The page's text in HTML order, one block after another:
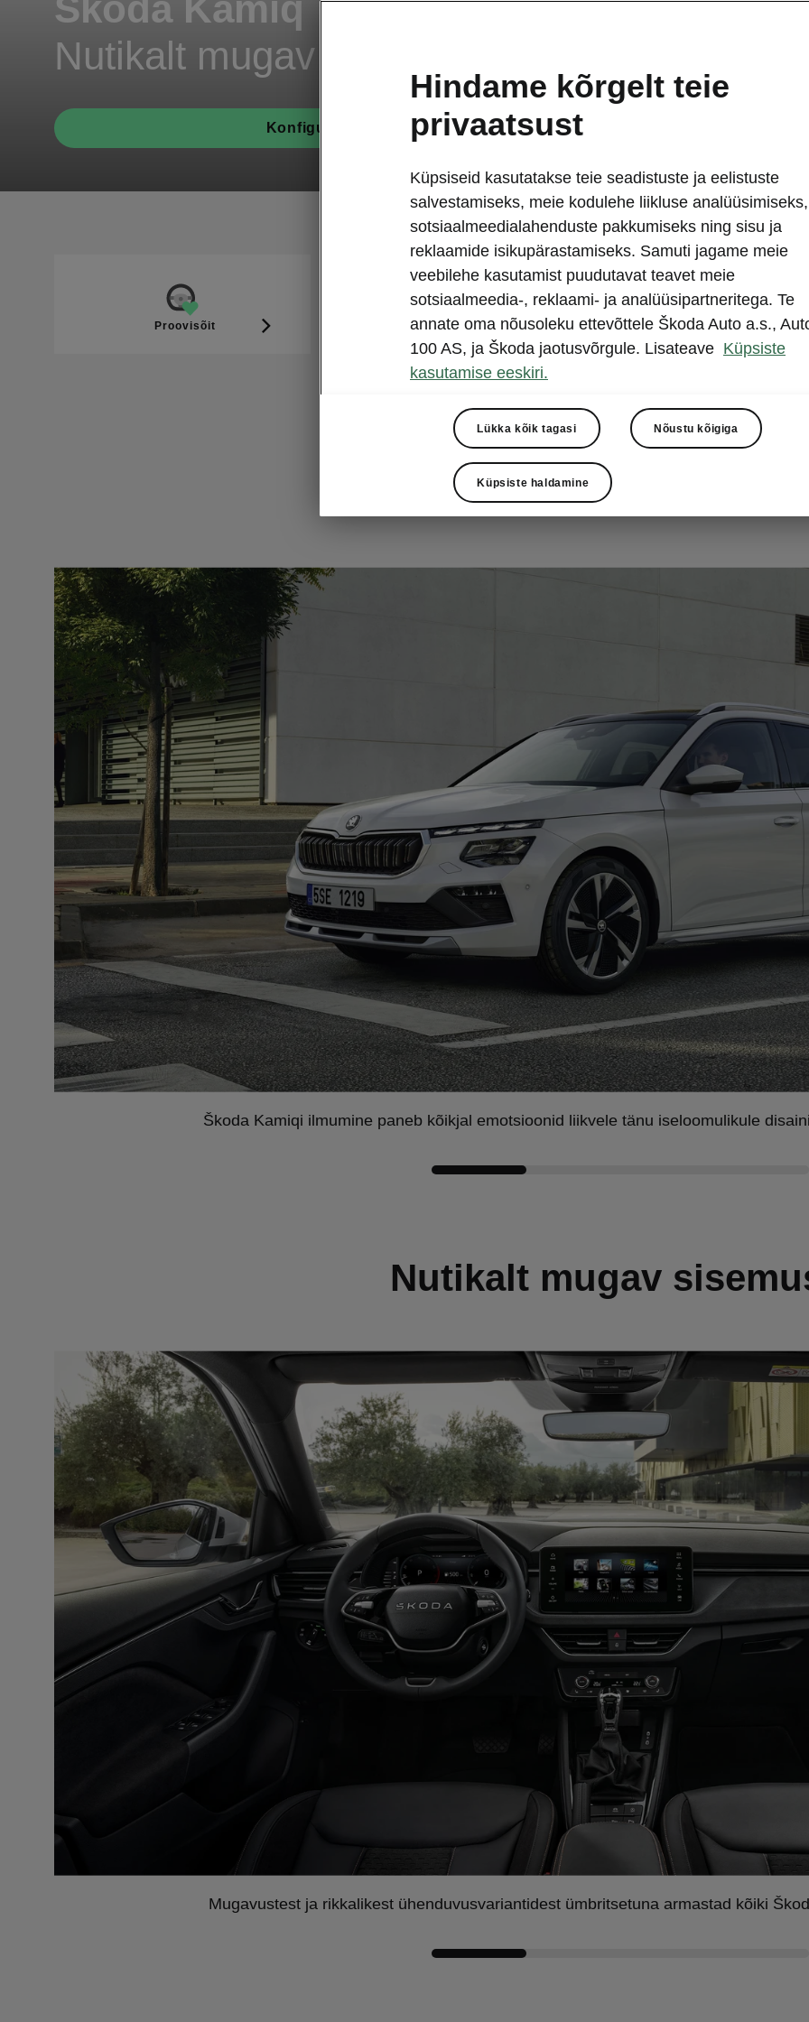
Škoda Kamiq
Nutikalt mugav linnamaastur, mis astub
Konfiguraator
Proovisõit Konfiguraator Laoautod
Dünaamiline disain
linnaseiklusteks
Škoda Kamiqi ilmumine paneb kõikjal emotsioonid liikvele tänu iseloomulikule
Nutikalt mugav
Mugavustest ja rikkalikest ühenduvusvariantidest ümbritsetuna armastad kõiki
Hindame kõrgelt teie
privaatsust
Küpsiseid kasutatakse teie seadistuste ja eelistuste
salvestamiseks, meie kodulehe liikluse analüüsimiseks,
sotsiaalmeedialahenduste pakkumiseks ning sisu ja
reklaamide isikupärastamiseks. Samuti jagame meie
veebilehe kasutamist puudutavat teavet meie
sotsiaalmeedia-, reklaami- ja analüüsipartneritega. Te
annate oma nõusoleku ettevõttele Škoda Auto a.s.,
100 AS, ja Škoda jaotusvõrgule. Lisateave Küpsiste
kasutamise eeskiri.
Lükka kõik tagasi Nõustu kõigiga
Küpsiste haldamine